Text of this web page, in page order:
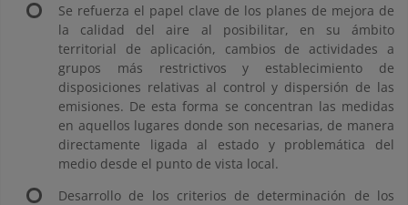
Se refuerza el papel clave de los planes de mejora de
la calidad del aire al posibilitar, en su ámbito
territorial de aplicación, cambios de actividades a
grupos más restrictivos y establecimiento de
disposiciones relativas al control y dispersión de las
emisiones. De esta forma se concentran las medidas
en aquellos lugares donde son necesarias, de manera
directamente ligada al estado y problemática del
medio desde el punto de vista local.
Desarrollo de los criterios de determinación de los